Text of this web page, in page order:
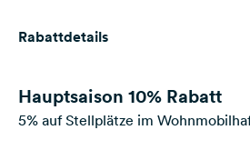
Registrieren
Newsletter
Rabattdetails
Hauptsaison 10% Rabatt
5% auf Stellplätze im